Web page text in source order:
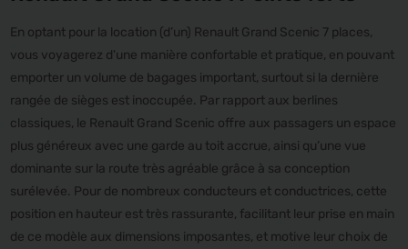
En optant pour la location (d’un) Renault Grand Scenic 7 places,
vous voyagerez d'une manière confortable et pratique, en pouvant
emporter un volume de bagages important, surtout si la dernière
rangée de sièges est inoccupée. Par rapport aux berlines
classiques, le Renault Grand Scenic offre aux passagers un espace
plus généreux avec une garde au toit accrue, ainsi qu’une vue
dominante sur la route très agréable grâce à sa conception
surélevée. Pour de nombreux conducteurs et conductrices, cette
position en hauteur est très rassurante, facilitant leur prise en main
de ce modèle aux dimensions imposantes, et motive leur choix de